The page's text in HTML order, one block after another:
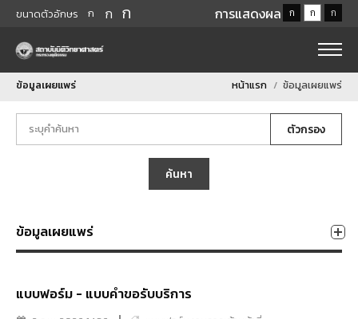
ขนาดตัวอักษร ก ก ก การแสดงผล ก ก ก
ข้อมูลเผยแพร่ หน้าแรก ข้อมูลเผยแพร่
ตัวกรอง
ค้นหา
ข้อมูลเผยแพร่
แบบฟอร์ม - แบบคำขอรับบริการ